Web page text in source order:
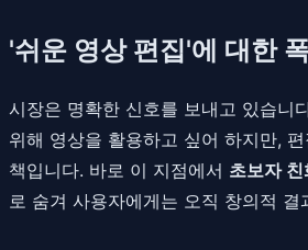
'쉬운 영상 편집'에 대한
시장은 명확한 신호를 보내고 있습니
위해 영상을 활용하고 싶어 하지만,
책입니다. 바로 이 지점에서 초보자 친
로 숨겨 사용자에게는 오직 창의적